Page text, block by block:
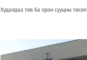
Худалдаа төв ба орон сууцны төсөл